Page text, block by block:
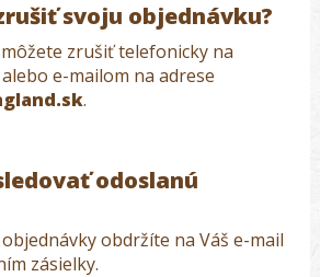
svoju objednávku?
zrušiť telefonicky na
e-mailom na adrese
.
odoslanú
obdržíte na Váš e-mail
zásielky.